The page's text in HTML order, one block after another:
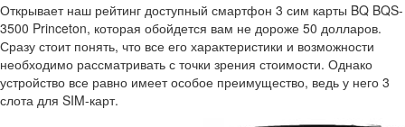
Открывает наш рейтинг доступный смартфон 3 сим карты BQ BQS-
3500 Princeton, которая обойдется вам не дороже 50 долларов.
Сразу стоит понять, что все его характеристики и возможности
необходимо рассматривать с точки зрения стоимости. Однако
устройство все равно имеет особое преимущество, ведь у него 3
слота для SIM-карт.